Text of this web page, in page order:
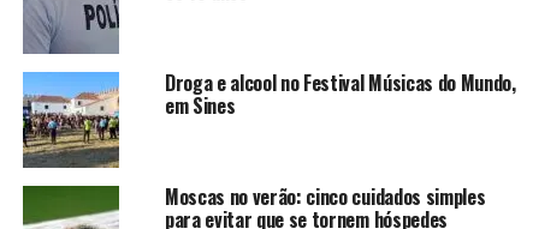
Droga e alcool no Festival Músicas do Mundo,
em Sines
Moscas no verão: cinco cuidados simples
para evitar que se tornem hóspedes